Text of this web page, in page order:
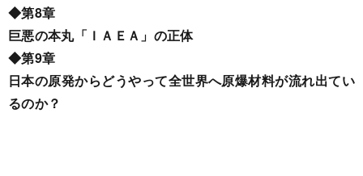
◆第8章
巨悪の本丸「ＩＡＥＡ」の正体
◆第9章
日本の原発からどうやって全世界へ原爆材料が流れ出てい
るのか？